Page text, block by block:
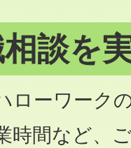
談を
ローワーク
時間など、